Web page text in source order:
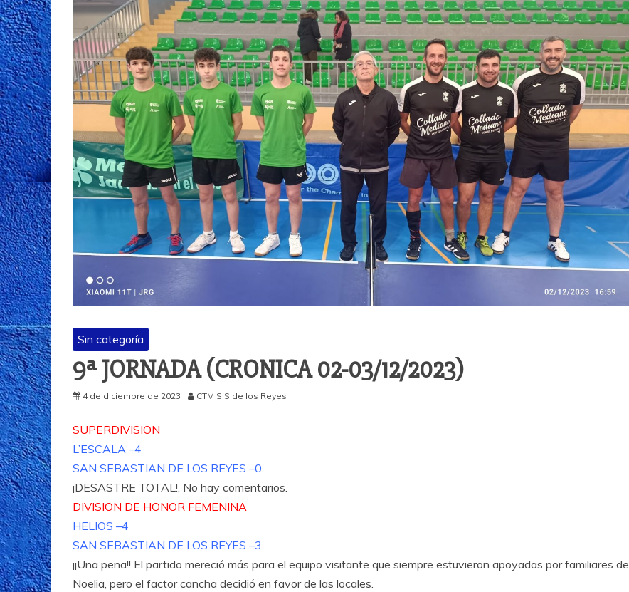
Sin categoría
9ª JORNADA (CRONICA 02-03/12/2023)
4 de diciembre de 2023 CTM S.S de los Reyes
SUPERDIVISION
L’ESCALA –4
SAN SEBASTIAN DE LOS REYES –0
¡DESASTRE TOTAL!, No hay comentarios.
DIVISION DE HONOR FEMENINA
HELIOS –4
SAN SEBASTIAN DE LOS REYES –3
¡¡Una pena!! El partido mereció más para el equipo visitante que siempre estuvieron apoyadas por familiares de
Noelia, pero el factor cancha decidió en favor de las locales.